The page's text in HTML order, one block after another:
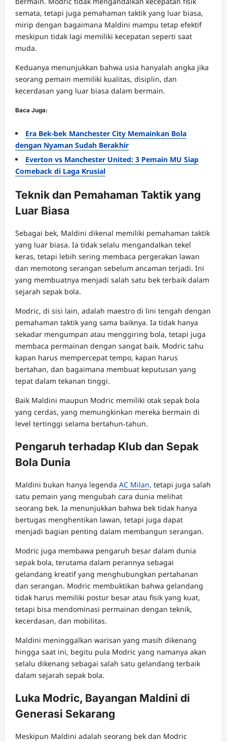
semata, tetapi juga pemahaman taktik yang luar biasa,
mirip dengan bagaimana Maldini mampu tetap efektif
meskipun tidak lagi memiliki kecepatan seperti saat
muda.
Keduanya menunjukkan bahwa usia hanyalah angka jika
seorang pemain memiliki kualitas, disiplin, dan
kecerdasan yang luar biasa dalam bermain.
Baca Juga:
Era Bek-bek Manchester City Memainkan Bola
dengan Nyaman Sudah Berakhir
Everton vs Manchester United: 3 Pemain MU Siap
Comeback di Laga Krusial
Teknik dan Pemahaman Taktik yang
Luar Biasa
Sebagai bek, Maldini dikenal memiliki pemahaman taktik
yang luar biasa. Ia tidak selalu mengandalkan tekel
keras, tetapi lebih sering membaca pergerakan lawan
dan memotong serangan sebelum ancaman terjadi. Ini
yang membuatnya menjadi salah satu bek terbaik dalam
sejarah sepak bola.
Modric, di sisi lain, adalah maestro di lini tengah dengan
pemahaman taktik yang sama baiknya. Ia tidak hanya
sekadar mengumpan atau menggiring bola, tetapi juga
membaca permainan dengan sangat baik. Modric tahu
kapan harus mempercepat tempo, kapan harus
bertahan, dan bagaimana membuat keputusan yang
tepat dalam tekanan tinggi.
Baik Maldini maupun Modric memiliki otak sepak bola
yang cerdas, yang memungkinkan mereka bermain di
level tertinggi selama bertahun-tahun.
Pengaruh terhadap Klub dan Sepak
Bola Dunia
Maldini bukan hanya legenda AC Milan, tetapi juga salah
satu pemain yang mengubah cara dunia melihat
seorang bek. Ia menunjukkan bahwa bek tidak hanya
bertugas menghentikan lawan, tetapi juga dapat
menjadi bagian penting dalam membangun serangan.
Modric juga membawa pengaruh besar dalam dunia
sepak bola, terutama dalam perannya sebagai
gelandang kreatif yang menghubungkan pertahanan
dan serangan. Modric membuktikan bahwa gelandang
tidak harus memiliki postur besar atau fisik yang kuat,
tetapi bisa mendominasi permainan dengan teknik,
kecerdasan, dan mobilitas.
Maldini meninggalkan warisan yang masih dikenang
hingga saat ini, begitu pula Modric yang namanya akan
selalu dikenang sebagai salah satu gelandang terbaik
dalam sejarah sepak bola.
Luka Modric, Bayangan Maldini di
Generasi Sekarang
Meskipun Maldini adalah seorang bek dan Modric